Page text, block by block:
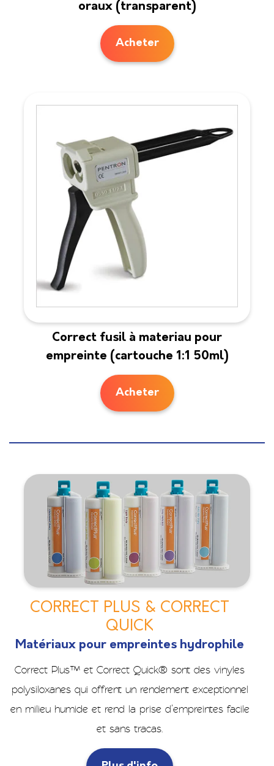
oraux (transparent)
Acheter
Correct fusil à materiau pour
empreinte (cartouche 1:1 50ml)
Acheter
CORRECT PLUS & CORRECT
QUICK
Matériaux pour empreintes hydrophile
Correct Plus™ et Correct Quick® sont des vinyles
polysiloxanes qui offrent un rendement exceptionnel
en milieu humide et rend la prise d’empreintes facile
et sans tracas.